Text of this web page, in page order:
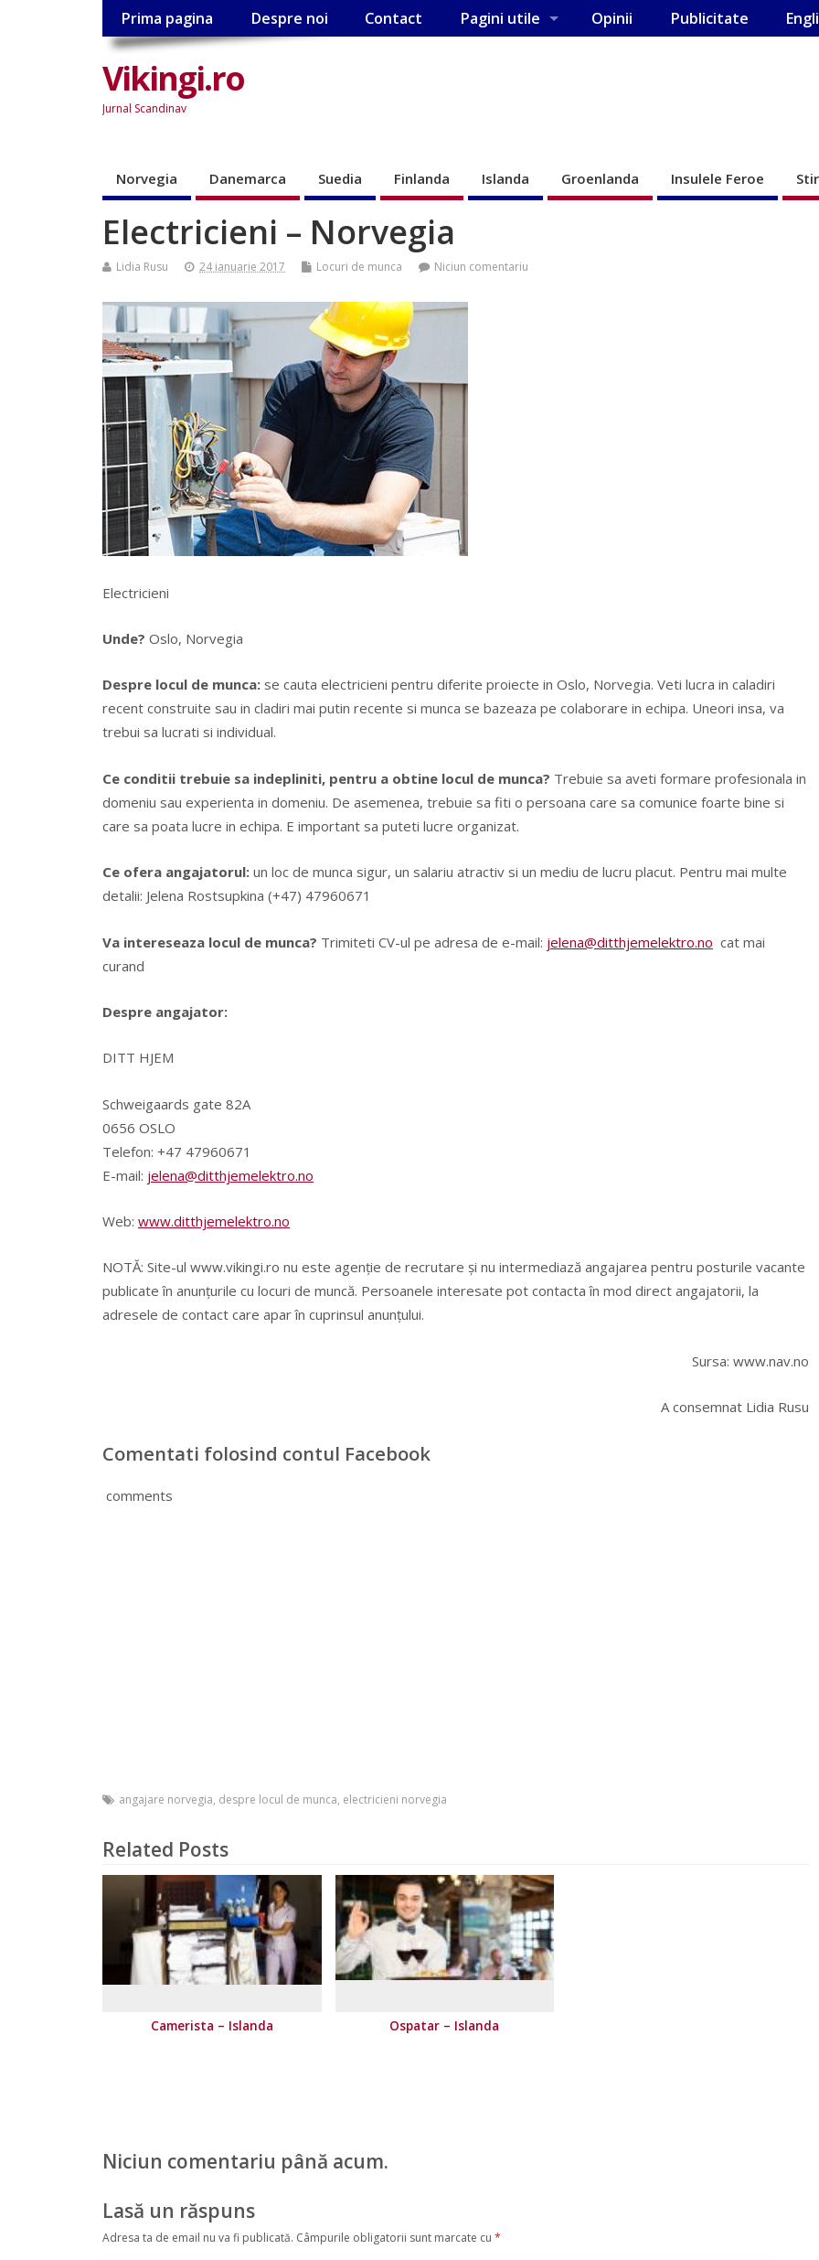
Prima pagina Despre noi Contact Pagini utile Opinii Publicitate
Vikingi.ro
Jurnal Scandinav
Norvegia Danemarca Suedia Finlanda Islanda Groenlanda Insulele Feroe
Electricieni – Norvegia
Lidia Rusu 24 ianuarie 2017 Locuri de munca Niciun comentariu
Electricieni
Unde? Oslo, Norvegia
Despre locul de munca: se cauta electricieni pentru diferite proiecte in Oslo, Norvegia. Veti lucra in caladiri
recent construite sau in cladiri mai putin recente si munca se bazeaza pe colaborare in echipa. Uneori insa, va
trebui sa lucrati si individual.
Ce conditii trebuie sa indepliniti, pentru a obtine locul de munca? Trebuie sa aveti formare profesionala in
domeniu sau experienta in domeniu. De asemenea, trebuie sa fiti o persoana care sa comunice foarte bine si
care sa poata lucre in echipa. E important sa puteti lucre organizat.
Ce ofera angajatorul: un loc de munca sigur, un salariu atractiv si un mediu de lucru placut. Pentru mai multe
detalii: Jelena Rostsupkina (+47) 47960671
Va intereseaza locul de munca? Trimiteti CV-ul pe adresa de e-mail: jelena@ditthjemelektro.no cat mai
curand
Despre angajator:
DITT HJEM
Schweigaards gate 82A
0656 OSLO
Telefon: +47 47960671
E-mail: jelena@ditthjemelektro.no
Web: www.ditthjemelektro.no
NOTĂ: Site-ul www.vikingi.ro nu este agenție de recrutare și nu intermediază angajarea pentru posturile vacante
publicate în anunțurile cu locuri de muncă. Persoanele interesate pot contacta în mod direct angajatorii, la
adresele de contact care apar în cuprinsul anunțului.
Sursa: www.nav.no
A consemnat Lidia Rusu
Comentati folosind contul Facebook
comments
angajare norvegia, despre locul de munca, electricieni norvegia
Related Posts
Camerista – Islanda Ospatar – Islanda
Niciun comentariu până acum.
Lasă un răspuns
Adresa ta de email nu va fi publicată. Câmpurile obligatorii sunt marcate cu *